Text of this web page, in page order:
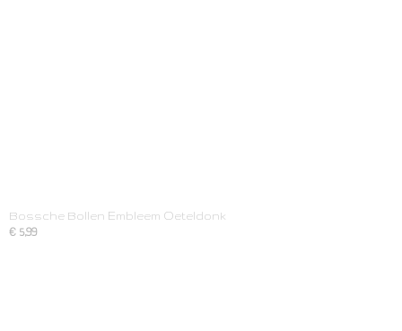
Bossche Bollen Embleem Oeteldonk
€ 5,99